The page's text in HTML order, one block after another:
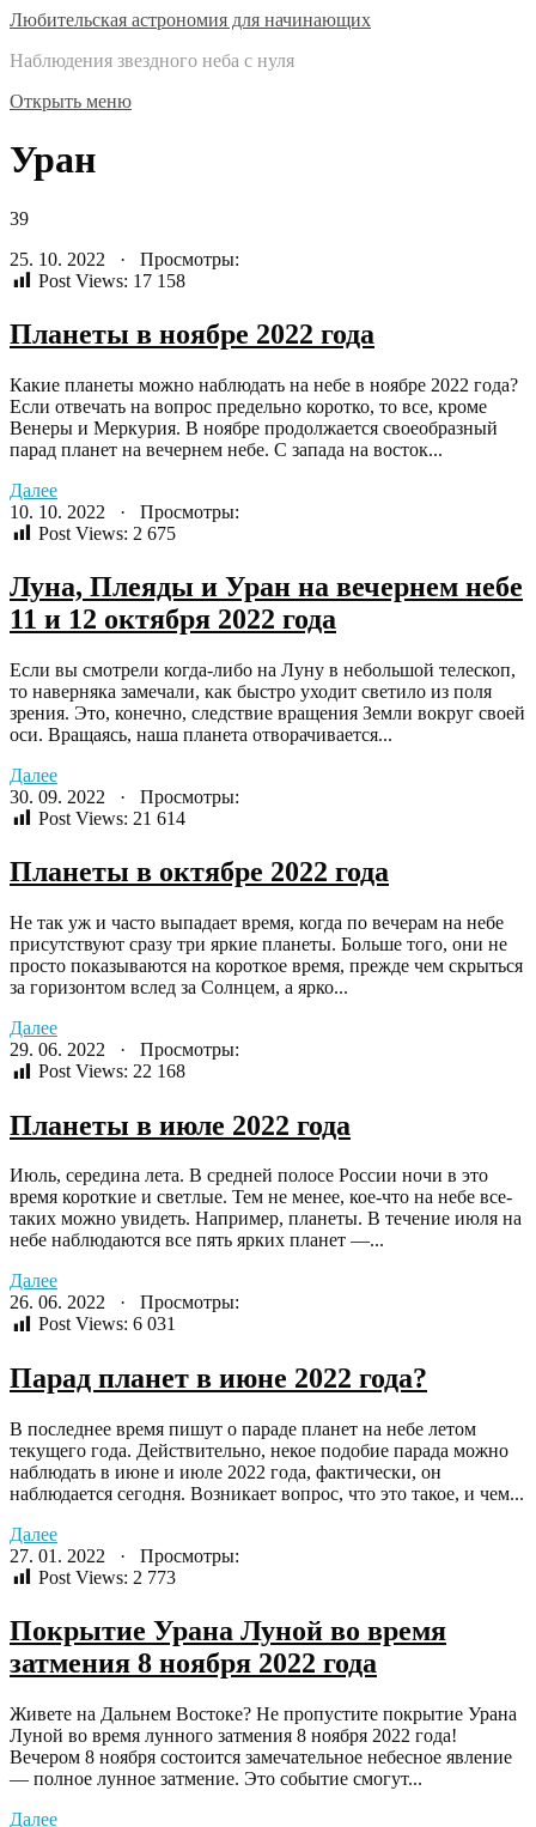
Любительская астрономия для начинающих
Наблюдения звездного неба с нуля
Открыть меню
Уран
39
25. 10. 2022 · Просмотры:
Post Views: 17 158
Планеты в ноябре 2022 года
Какие планеты можно наблюдать на небе в ноябре 2022 года?
Если отвечать на вопрос предельно коротко, то все, кроме
Венеры и Меркурия. В ноябре продолжается своеобразный
парад планет на вечернем небе. С запада на восток...
Далее
10. 10. 2022 · Просмотры:
Post Views: 2 675
Луна, Плеяды и Уран на вечернем небе
11 и 12 октября 2022 года
Если вы смотрели когда-либо на Луну в небольшой телескоп,
то наверняка замечали, как быстро уходит светило из поля
зрения. Это, конечно, следствие вращения Земли вокруг своей
оси. Вращаясь, наша планета отворачивается...
Далее
30. 09. 2022 · Просмотры:
Post Views: 21 614
Планеты в октябре 2022 года
Не так уж и часто выпадает время, когда по вечерам на небе
присутствуют сразу три яркие планеты. Больше того, они не
просто показываются на короткое время, прежде чем скрыться
за горизонтом вслед за Солнцем, а ярко...
Далее
29. 06. 2022 · Просмотры:
Post Views: 22 168
Планеты в июле 2022 года
Июль, середина лета. В средней полосе России ночи в это
время короткие и светлые. Тем не менее, кое-что на небе все-
таких можно увидеть. Например, планеты. В течение июля на
небе наблюдаются все пять ярких планет —...
Далее
26. 06. 2022 · Просмотры:
Post Views: 6 031
Парад планет в июне 2022 года?
В последнее время пишут о параде планет на небе летом
текущего года. Действительно, некое подобие парада можно
наблюдать в июне и июле 2022 года, фактически, он
наблюдается сегодня. Возникает вопрос, что это такое, и чем...
Далее
27. 01. 2022 · Просмотры:
Post Views: 2 773
Покрытие Урана Луной во время
затмения 8 ноября 2022 года
Живете на Дальнем Востоке? Не пропустите покрытие Урана
Луной во время лунного затмения 8 ноября 2022 года!
Вечером 8 ноября состоится замечательное небесное явление
— полное лунное затмение. Это событие смогут...
Далее